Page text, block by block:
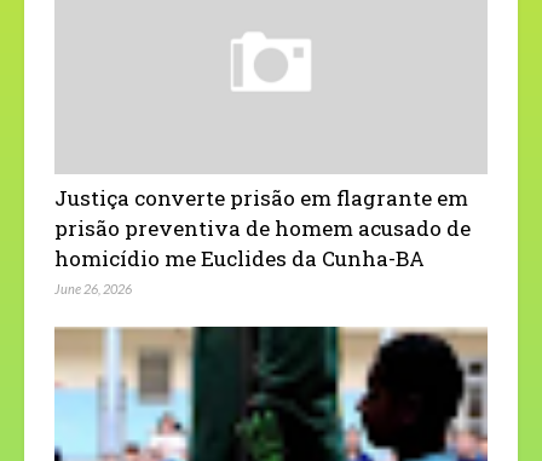
Justiça converte prisão em flagrante em
prisão preventiva de homem acusado de
homicídio me Euclides da Cunha-BA
June 26, 2026